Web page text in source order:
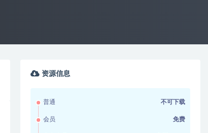
资源信息
普通 不可下载
会员 免费